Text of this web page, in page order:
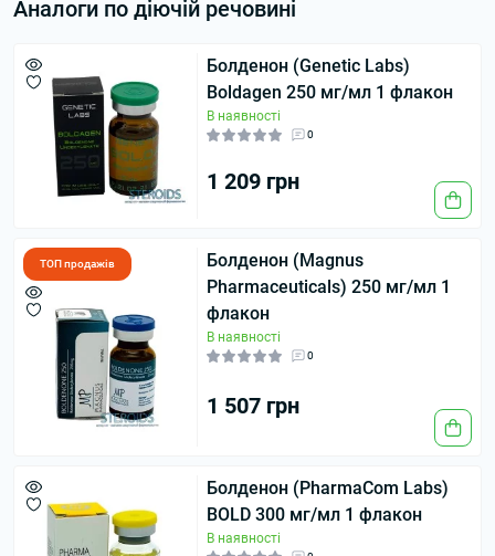
Аналоги по діючій речовині
Болденон (Genetic Labs)
Boldagen 250 мг/мл 1 флакон
В наявності
0
1 209 грн
ТОП продажів
Болденон (Magnus
Pharmaceuticals) 250 мг/мл 1
флакон
В наявності
0
1 507 грн
Болденон (PharmaCom Labs)
BOLD 300 мг/мл 1 флакон
В наявності